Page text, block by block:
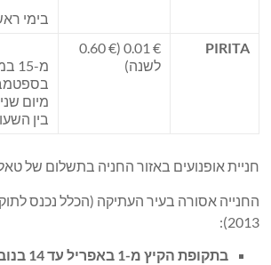
בימי
PIRITA
€ 0.01 (€ 0.60
לשנה)
מיום
בין השעות
חניית אופנועים באזור החניה בתשלום של
2013):
בתקופת הקיץ מ-1 באפריל עד 14 בנובמבר